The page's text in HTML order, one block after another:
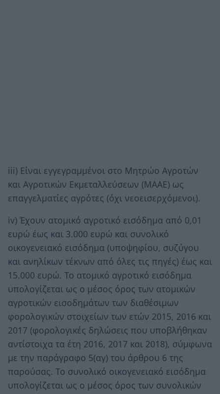
iii) Είναι εγγεγραμμένοι στο Μητρώο Αγροτών
και Αγροτικών Εκμεταλλεύσεων (ΜΑΑΕ) ως
επαγγελματίες αγρότες (όχι νεοεισερχόμενοι).
iv) Έχουν ατομικό αγροτικό εισόδημα από 0,01
ευρώ έως και 3.000 ευρώ και συνολικό
οικογενειακό εισόδημα (υποψηφίου, συζύγου
και ανηλίκων τέκνων από όλες τις πηγές) έως και
15.000 ευρώ. Το ατομικό αγροτικό εισόδημα
υπολογίζεται ως ο μέσος όρος των ατομικών
αγροτικών εισοδημάτων των διαθέσιμων
φορολογικών στοιχείων των ετών 2015, 2016 και
2017 (φορολογικές δηλώσεις που υποβλήθηκαν
αντίστοιχα τα έτη 2016, 2017 και 2018), σύμφωνα
με την παράγραφο 5(αγ) του άρθρου 6 της
παρούσας. Το συνολικό οικογενειακό εισόδημα
υπολογίζεται ως ο μέσος όρος των συνολικών